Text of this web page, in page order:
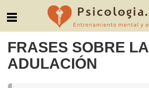
FRASES SOBRE LA
ADULACIÓN